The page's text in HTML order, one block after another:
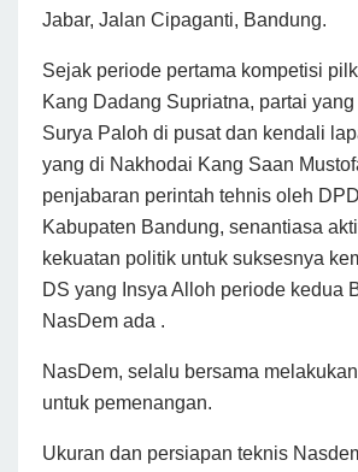
Jabar, Jalan Cipaganti, Bandung.
Sejak periode pertama kompetisi
Kang Dadang Supriatna, partai
Surya Paloh di pusat dan kendali
yang di Nakhodai Kang Saan
penjabaran perintah tehnis oleh
Kabupaten Bandung, senantiasa
kekuatan politik untuk suksesnya
DS yang Insya Alloh periode kedua
NasDem ada .
NasDem, selalu bersama
untuk pemenangan.
Ukuran dan persiapan teknis